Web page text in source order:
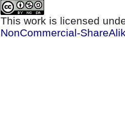
This work is licensed
NonCommercial-